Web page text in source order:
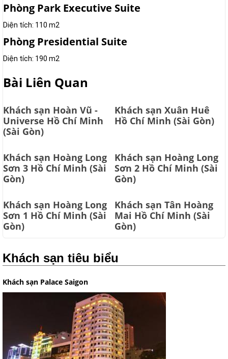
Phòng Park Executive Suite
Diện tích: 110 m2
Phòng Presidential Suite
Diện tích: 190 m2
Bài Liên Quan
Khách sạn Hoàn Vũ -
Universe Hồ Chí Minh
(Sài Gòn)
Khách sạn Xuân Huê
Hồ Chí Minh (Sài Gòn)
Khách sạn Hoàng Long
Sơn 3 Hồ Chí Minh (Sài
Gòn)
Khách sạn Hoàng Long
Sơn 2 Hồ Chí Minh (Sài
Gòn)
Khách sạn Hoàng Long
Sơn 1 Hồ Chí Minh (Sài
Gòn)
Khách sạn Tân Hoàng
Mai Hồ Chí Minh (Sài
Gòn)
Khách sạn tiêu biểu
Khách sạn Palace Saigon